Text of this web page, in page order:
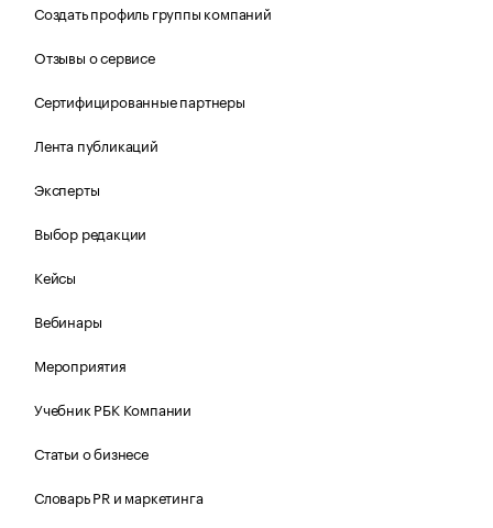
Создать профиль группы компаний
Отзывы о сервисе
Сертифицированные партнеры
Лента публикаций
Эксперты
Выбор редакции
Кейсы
Вебинары
Мероприятия
Учебник РБК Компании
Статьи о бизнесе
Словарь PR и маркетинга